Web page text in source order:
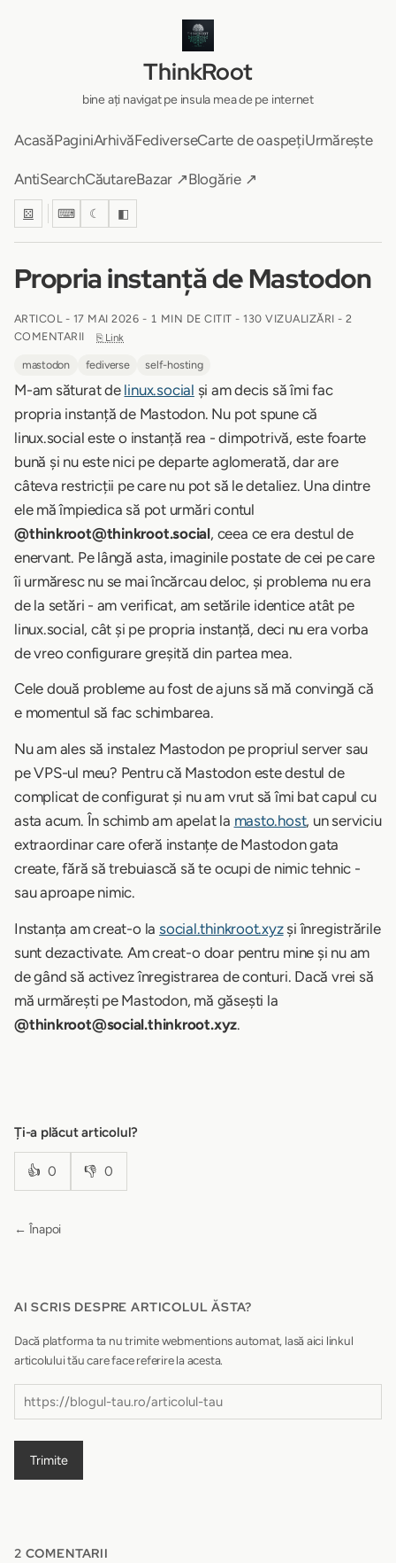
ThinkRoot
bine ați navigat pe insula mea de pe internet
AcasăPaginiArhivăFediverseCarte de oaspețiUrmărește
AntiSearchCăutareBazar ↗Blogărie ↗
⚄ ⌨ ☾ ◧
Propria instanță de Mastodon
ARTICOL - 17 MAI 2026 - 1 MIN DE CITIT - 130 VIZUALIZĂRI - 2
COMENTARII
⎘ Link
mastodon fediverse self-hosting
M-am săturat de linux.social și am decis să îmi fac
propria instanță de Mastodon. Nu pot spune că
linux.social este o instanță rea - dimpotrivă, este foarte
bună și nu este nici pe departe aglomerată, dar are
câteva restricții pe care nu pot să le detaliez. Una dintre
ele mă împiedica să pot urmări contul
@thinkroot@thinkroot.social, ceea ce era destul de
enervant. Pe lângă asta, imaginile postate de cei pe care
îi urmăresc nu se mai încărcau deloc, și problema nu era
de la setări - am verificat, am setările identice atât pe
linux.social, cât și pe propria instanță, deci nu era vorba
de vreo configurare greșită din partea mea.
Cele două probleme au fost de ajuns să mă convingă că
e momentul să fac schimbarea.
Nu am ales să instalez Mastodon pe propriul server sau
pe VPS-ul meu? Pentru că Mastodon este destul de
complicat de configurat și nu am vrut să îmi bat capul cu
asta acum. În schimb am apelat la masto.host, un serviciu
extraordinar care oferă instanțe de Mastodon gata
create, fără să trebuiască să te ocupi de nimic tehnic -
sau aproape nimic.
Instanța am creat-o la social.thinkroot.xyzși înregistrările
sunt dezactivate. Am creat-o doar pentru mine și nu am
de gând să activez înregistrarea de conturi. Dacă vrei să
mă urmărești pe Mastodon, mă găsești la
@thinkroot@social.thinkroot.xyz.
Ți-a plăcut articolul?
👍 0 👎 0
← Înapoi
AI SCRIS DESPRE ARTICOLUL ĂSTA?
Dacă platforma ta nu trimite webmentions automat, lasă aici linkul
articolului tău care face referire la acesta.
Trimite
2 COMENTARII